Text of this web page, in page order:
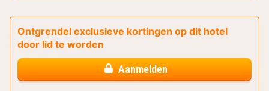
Ontgrendel exclusieve kortingen op dit hotel
door lid te worden
Aanmelden